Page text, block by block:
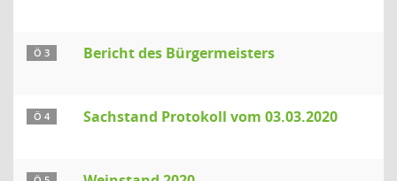
Ö 3 Bericht des Bürgermeisters
Ö 4 Sachstand Protokoll vom 03.03.2020